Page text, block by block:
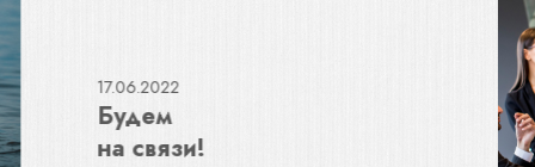
17.06.2022
Будем
на связи!